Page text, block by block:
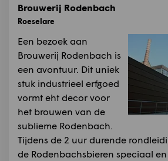
Brouwerij Rodenbach
Roeselare
Een bezoek aan
Brouwerij Rodenbach is
een avontuur. Dit uniek
stuk industrieel erfgoed
vormt eht decor voor
het brouwen van de
sublieme Rodenbach.
Tijdens de 2 uur durende
de Rodenbachsbieren speciaal